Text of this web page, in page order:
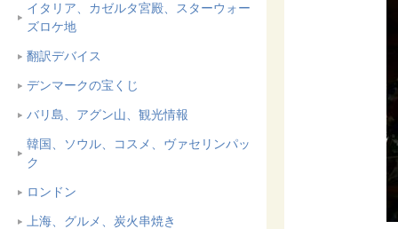
イタリア、カゼルタ宮殿、スターウォー
ズロケ地
翻訳デバイス
デンマークの宝くじ
バリ島、アグン山、観光情報
韓国、ソウル、コスメ、ヴァセリンパッ
ク
ロンドン
上海、グルメ、炭火串焼き